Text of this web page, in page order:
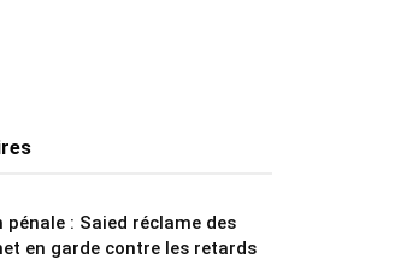
pénale : Saied réclame des
en garde contre les retards